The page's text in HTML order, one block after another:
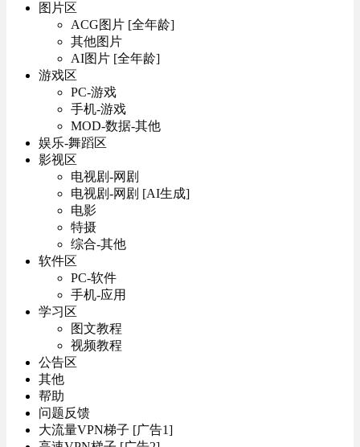
图片区
ACG图片 [全年龄]
其他图片
AI图片 [全年龄]
游戏区
PC-游戏
手机-游戏
MOD-数据-其他
娱乐-舞蹈区
影视区
电视剧-网剧
电视剧-网剧 [AI生成]
电影
特摄
综合-其他
软件区
PC-软件
手机-应用
学习区
图文教程
视频教程
公告区
其他
帮助
问题反馈
大流量VPN梯子 [广告1]